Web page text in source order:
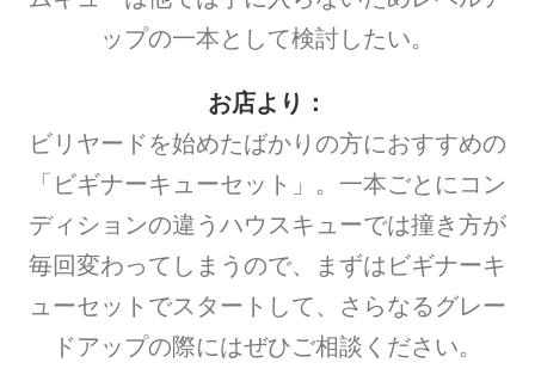
ップの一本として検討したい。
お店より：
ビリヤードを始めたばかりの方におすすめの
「ビギナーキューセット」。一本ごとにコン
ディションの違うハウスキューでは撞き方が
毎回変わってしまうので、まずはビギナーキ
ューセットでスタートして、さらなるグレー
ドアップの際にはぜひご相談ください。